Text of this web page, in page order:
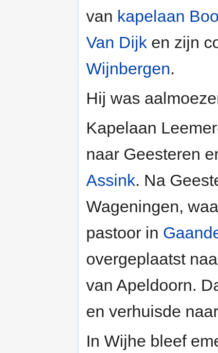
van kapelaan
Van Dijk en zijn
Wijnbergen.
Hij was
Kapelaan
naar Geesteren
Assink. Na
Wageningen,
pastoor in
overgeplaatst
van Apeldoorn.
en verhuisde
In Wijhe bleef